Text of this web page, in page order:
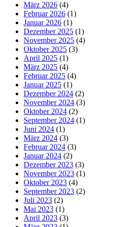
März 2026 (4)
Februar 2026 (1)
Januar 2026 (1)
Dezember 2025 (1)
November 2025 (4)
Oktober 2025 (3)
April 2025 (1)
März 2025 (4)
Februar 2025 (4)
Januar 2025 (1)
Dezember 2024 (2)
November 2024 (3)
Oktober 2024 (2)
September 2024 (1)
Juni 2024 (1)
März 2024 (3)
Februar 2024 (3)
Januar 2024 (2)
Dezember 2023 (3)
November 2023 (1)
Oktober 2023 (4)
September 2023 (2)
Juli 2023 (2)
Mai 2023 (1)
April 2023 (3)